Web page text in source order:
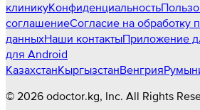
клиникуКонфиденциальность
соглашениеСогласие на обработку
данныхНаши контактыПриложение
для Android
КазахстанКыргызстанВенгрия
© 2026 odoctor.kg, Inc. All Rights